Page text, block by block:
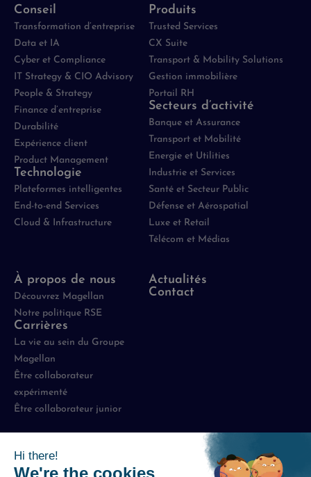
Conseil
Transformation d’entreprise
Data et IA
Cyber et Compliance
IT Strategy & CIO Advisory
People & Strategy
Finance d’entreprise
Durabilité
Expérience client
Product Management
Technologie
Plateformes intelligentes
End-to-end Services
Cloud & Infrastructure
Produits
Trusted Services
CX Suite
Transport & Mobility Solutions
Gestion immobilière
Portail RH
Secteurs d’activité
Banque et Assurance
Transport et Mobilité
Energie et Utilities
Industrie et Services
Santé et Secteur Public
Défense et Aérospatial
Luxe et Retail
Télécom et Médias
À propos de nous
Découvrez Magellan
Notre politique RSE
Carrières
La vie au sein du Groupe
Magellan
Être collaborateur
expérimenté
Être collaborateur junior
Actualités
Contact